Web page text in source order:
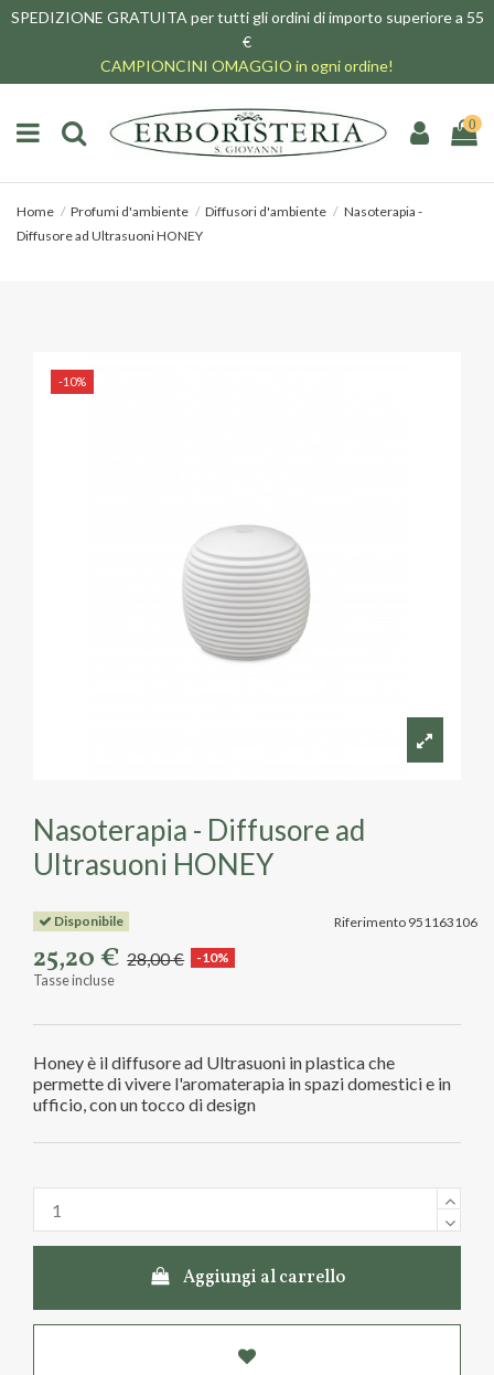
SPEDIZIONE GRATUITA per tutti gli ordini di importo superiore a 55
€
CAMPIONCINI OMAGGIO in ogni ordine!
0
Home Profumi d'ambiente Diffusori d'ambiente
Nasoterapia -
Diffusore ad Ultrasuoni HONEY
-10%
Nasoterapia - Diffusore ad
Ultrasuoni HONEY
Riferimento 951163106
Disponibile
25,20 € 28,00 € -10%
Tasse incluse
Honey è il diffusore ad Ultrasuoni in plastica che
permette di vivere l'aromaterapia in spazi domestici e in
ufficio, con un tocco di design
Aggiungi al carrello